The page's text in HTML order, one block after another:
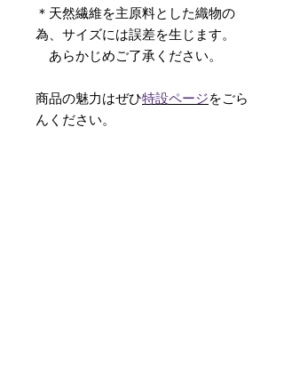
＊天然繊維を主原料とした織物の
為、サイズには誤差を生じます。
あらかじめご了承ください。
商品の魅力はぜひ特設ページをごら
んください。